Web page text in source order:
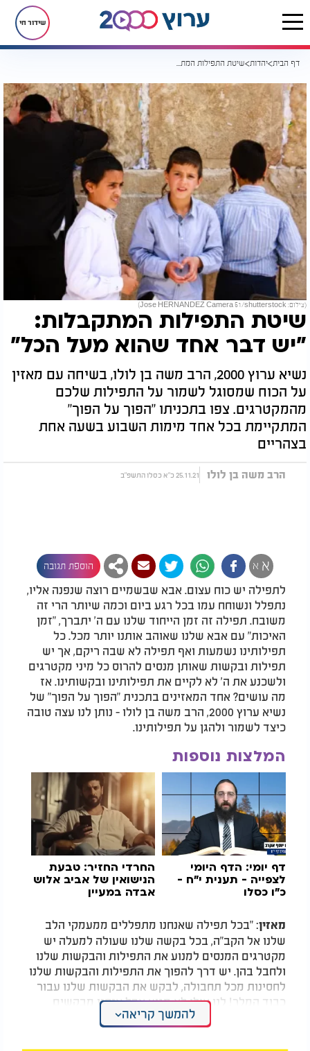
שידור חי
דף הבית יהדות שיטת התפילות המתקבלות: "יש דבר אחד שהוא מעל הכל"
(צילום: Jose HERNANDEZ Camera 51/shutterstock)
שיטת התפילות המתקבלות:
"יש דבר אחד שהוא מעל הכל"
נשיא ערוץ 2000, הרב משה בן לולו, בשיחה עם מאזין
על הכוח שמסוגל לשמור על התפילות שלכם
מהמקטרגים. צפו בתכניתו "הפוך על הפוך"
המתקיימת בכל אחד מימות השבוע בשעה אחת
בצהריים
הרב משה בן לולו 25.11.21 כ"א כסלו התשפ"ב
א א הוספת תגובה
לתפילה יש כוח עצום. אבא שבשמיים רוצה שנפנה אליו,
נתפלל ונשוחח עמו בכל רגע ביום וכמה שיותר הרי זה
משובח. תפילה זה זמן הייחוד שלנו עם ה' יתברך, "זמן
האיכות" עם אבא שלנו שאוהב אותנו יותר מכל. כל
תפילותינו נשמעות ואף תפילה לא שבה ריקם, אך יש
תפילות ובקשות שאותן מנסים להרוס כל מיני מקטרגים
ולשכנע את ה' לא לקיים את תפילותינו ובקשותינו. אז
מה עושים? אחד המאזינים בתכנית "הפוך על הפוך" של
נשיא ערוץ 2000, הרב משה בן לולו - נותן לנו עצה טובה
כיצד לשמור ולהגן על תפילותינו.
המלצות נוספות
דף יומי: הדף היומי
לצפייה - תענית י"ח -
כ"ו כסלו
החרדי החזיר: טבעת
הנישואין של אביב אלוש
אבדה במעיין
מאזין: "בכל תפילה שאנחנו מתפללים ממעמקי הלב
שלנו אל הקב"ה, בכל בקשה שלנו שעולה למעלה יש
מקטרגים המנסים למנוע את התפילות והבקשות שלנו
ולחבל בהן. יש דרך להפוך את התפילות והבקשות שלנו
לחסינות מכל תחבולה, לבקש את הבקשות שלנו עבור
כבוד המלך! לנו אולי לא מגיע אבל אנחנו מבקשים
בעבור המלך, בעבור אבא שבשמיים, ואז ודאי נזכה
לשמירת התפילות ממקטרגים ולקיום הבקשות שלנו".
להמשך קריאה